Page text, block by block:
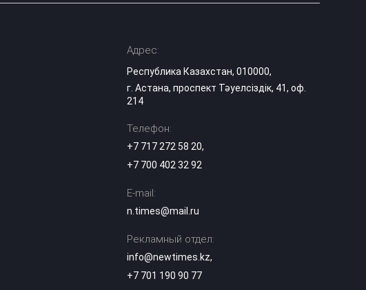
Адрес:
Республика Казахстан, 010000,
г. Астана, проспект Тәуелсіздік, 41, оф.
214
Телефон:
+7 717 272 58 20,
+7 700 402 32 92
E-mail:
n.times@mail.ru
Рекламный отдел:
info@newtimes.kz,
+7 701 190 90 77